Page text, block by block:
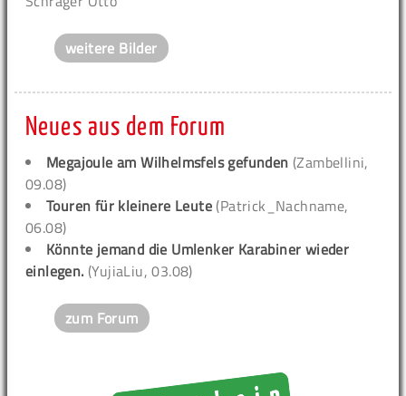
weitere Bilder
Neues aus dem Forum
Megajoule am Wilhelmsfels gefunden (Zambellini,
09.08)
Touren für kleinere Leute (Patrick_Nachname,
06.08)
Könnte jemand die Umlenker Karabiner wieder
einlegen. (YujiaLiu, 03.08)
zum Forum